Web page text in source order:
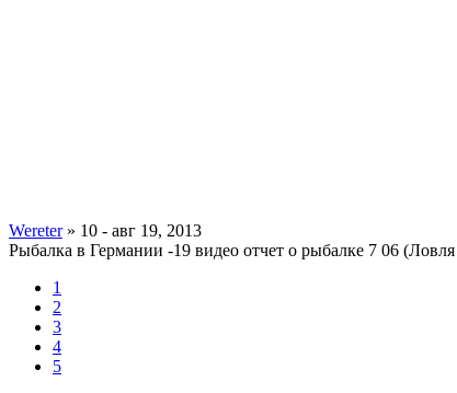
Wereter» 10 - авг 19, 2013
Рыбалка в Германии -19 видео отчет о рыбалке 7 06
1
2
3
4
5